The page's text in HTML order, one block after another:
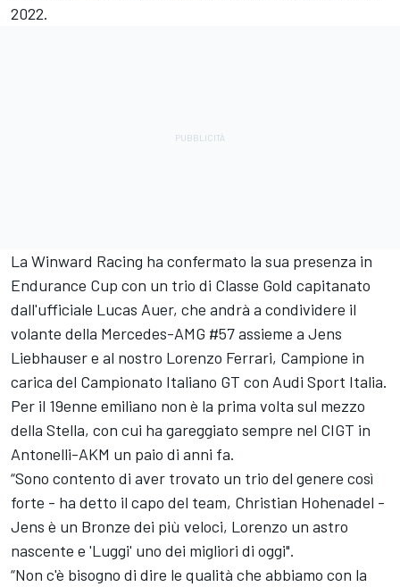
2022.
La Winward Racing ha confermato la sua presenza in
Endurance Cup con un trio di Classe Gold capitanato
dall'ufficiale Lucas Auer, che andrà a condividere il
volante della Mercedes-AMG #57 assieme a Jens
Liebhauser e al nostro Lorenzo Ferrari, Campione in
carica del Campionato Italiano GT con Audi Sport Italia.
Per il 19enne emiliano non è la prima volta sul mezzo
della Stella, con cui ha gareggiato sempre nel CIGT in
Antonelli-AKM un paio di anni fa.
“Sono contento di aver trovato un trio del genere così
forte - ha detto il capo del team, Christian Hohenadel -
Jens è un Bronze dei più veloci, Lorenzo un astro
nascente e 'Luggi' uno dei migliori di oggi".
“Non c'è bisogno di dire le qualità che abbiamo con la